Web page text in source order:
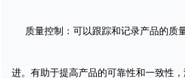
质量控制：可以跟踪和记录产品的质
进。有助于提高产品的可靠性和一致性